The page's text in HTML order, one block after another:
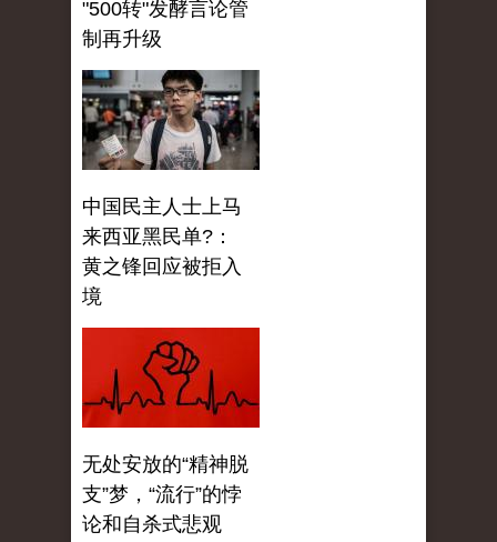
"500转"发酵言论管
制再升级
中国民主人士上马
来西亚黑民单?：
黄之锋回应被拒入
境
无处安放的“精神脱
支”梦，“流行”的悖
论和自杀式悲观